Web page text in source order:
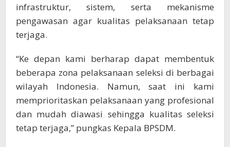
infrastruktur, sistem, serta mekanisme
pengawasan agar kualitas pelaksanaan tetap
terjaga.
“Ke depan kami berharap dapat membentuk
beberapa zona pelaksanaan seleksi di berbagai
wilayah Indonesia. Namun, saat ini kami
memprioritaskan pelaksanaan yang profesional
dan mudah diawasi sehingga kualitas seleksi
tetap terjaga,” pungkas Kepala BPSDM.